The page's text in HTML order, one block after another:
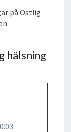
på Östlig
hälsning